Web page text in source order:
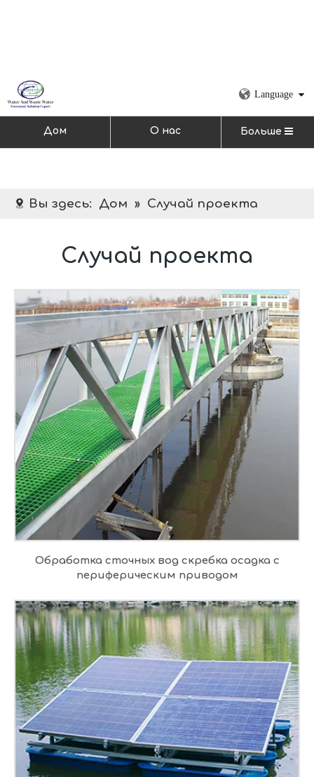
Language
Дом О нас Больше
Вы здесь: Дом » Случай проекта
Случай проекта
Обработка сточных вод скребка осадка с
периферическим приводом